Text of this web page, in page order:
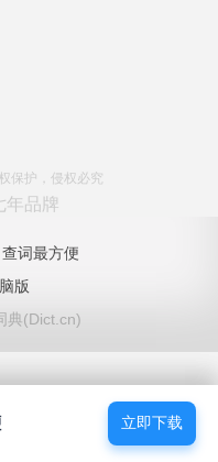
保护，侵权必究
年品牌
词最方便
版
典(Dict.cn)
立即下载
立即下载